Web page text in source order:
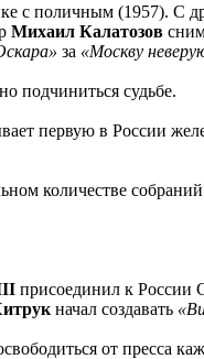
с поличным (1957). С
Михаил Калатозов
за «Москву
подчиниться судьбе.
первую в России
количестве
присоединил к
начал создавать
от пресса